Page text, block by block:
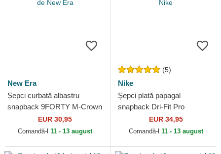
New Era
Șepci curbată albastru
snapback 9FORTY M-Crown
Linen de New York Mets
MLB de New Era
EUR 30,95
Comandă-l 11 - 13 august
(5)
Nike
Șepci plată papagal
snapback Dri-Fit Pro
Structured Square Bill de
New York Mets MLB de Nike
EUR 34,95
Comandă-l 11 - 13 august